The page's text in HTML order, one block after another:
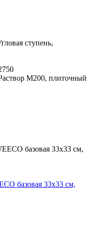
ступень,
М200, плиточный
базовая 33х33 см,